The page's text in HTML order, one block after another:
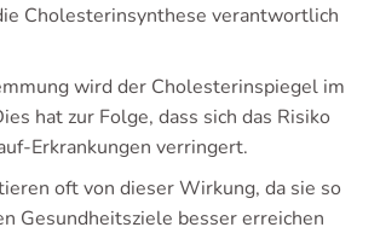
Cholesterinsynthese verantwortlich
wird der Cholesterinspiegel im
hat zur Folge, dass sich das Risiko
Erkrankungen verringert.
oft von dieser Wirkung, da sie so
Gesundheitsziele besser erreichen